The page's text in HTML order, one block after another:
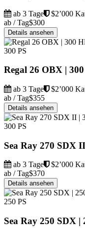
ab 3 Tage
$2’000
ab / Tag$300
Details ansehen
300 PS
Regal 26 OBX |
ab 3 Tage
$2’000
ab / Tag$355
Details ansehen
300 PS
Sea Ray 270 SDX
ab 3 Tage
$2’000
ab / Tag$370
Details ansehen
250 PS
Sea Ray 250 SDX |